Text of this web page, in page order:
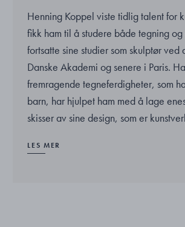
Henning Koppel viste tidlig talent for
fikk ham til å studere både tegning
fortsatte sine studier som skulptør ved
Danske Akademi og senere i Paris.
fremragende tegneferdigheter, som
barn, har hjulpet ham med å lage
skisser av sine design, som er
LES MER